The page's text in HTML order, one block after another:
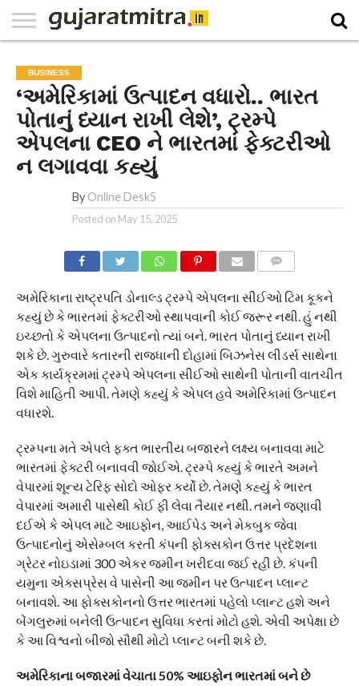
PAPER
NATIONAL
WORLD
BUSINESS
SPORTS
GUJARAT
OPINION
MORE
BUSINESS
‘અમેરિકામાં ઉત્પાદન વધારો.. ભારત
પોતાનું ધ્યાન રાખી લેશે’, ટ્રમ્પે
એપલના CEO ને ભારતમાં ફેક્ટરીઓ
ન લગાવવા કહ્યું
By Online Desk5
Posted on May 15, 2025
અમેરિકાના રાષ્ટ્રપતિ ડોનાલ્ડ ટ્રમ્પે એપલના સીઈઓ ટિમ કૂકને
કહ્યું છે કે ભારતમાં ફેક્ટરીઓ સ્થાપવાની કોઈ જરૂર નથી. હું નથી
ઇચ્છતો કે એપલના ઉત્પાદનો ત્યાં બને. ભારત પોતાનું ધ્યાન રાખી
શકે છે. ગુરુવારે કતારની રાજધાની દોહામાં બિઝનેસ લીડર્સ સાથેના
એક કાર્યક્રમમાં ટ્રમ્પે એપલના સીઈઓ સાથેની પોતાની વાતચીત
વિશે માહિતી આપી. તેમણે કહ્યું કે એપલ હવે અમેરિકામાં ઉત્પાદન
વધારશે.
ટ્રમ્પના મતે એપલે ફક્ત ભારતીય બજારને લક્ષ્ય બનાવવા માટે
ભારતમાં ફેક્ટરી બનાવવી જોઈએ. ટ્રમ્પે કહ્યું કે ભારતે અમને
વેપારમાં શૂન્ય ટેરિફ સોદો ઓફર કર્યો છે. તેમણે કહ્યું કે ભારત
વેપારમાં અમારી પાસેથી કોઈ ફી લેવા તૈયાર નથી. તમને જણાવી
દઈએ કે એપલ માટે આઇફોન, આઈપેડ અને મેકબુક જેવા
ઉત્પાદનોનું એસેમ્બલ કરતી કંપની ફોક્સકોન ઉત્તર પ્રદેશના
ગ્રેટર નોઇડામાં 300 એકર જમીન ખરીદવા જઈ રહી છે. કંપની
યમુના એક્સપ્રેસ વે પાસેની આ જમીન પર ઉત્પાદન પ્લાન્ટ
બનાવશે. આ ફોક્સકોનનો ઉત્તર ભારતમાં પહેલો પ્લાન્ટ હશે અને
બેંગલુરુમાં બનેલી ઉત્પાદન સુવિધા કરતાં મોટો હશે. એવી અપેક્ષા છે
કે આ વિશ્વનો બીજો સૌથી મોટો પ્લાન્ટ બની શકે છે.
અમેરિકાના બજારમાં વેચાતા 50% આઇફોન ભારતમાં બને છે